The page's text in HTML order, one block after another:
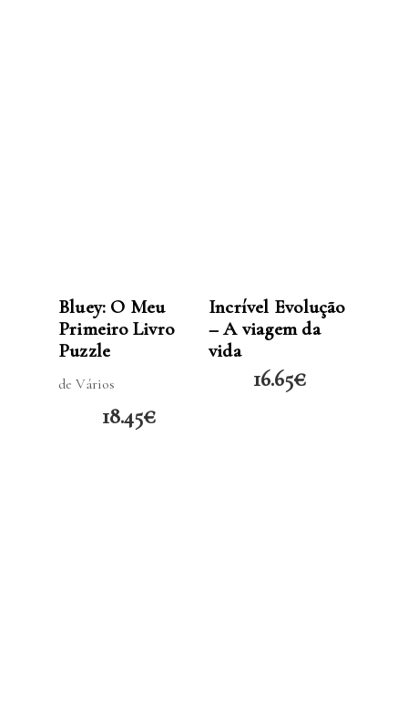
Bluey: O Meu
Primeiro Livro
Puzzle
de Vários
18.45€
Incrível Evolução
– A viagem da
vida
16.65€